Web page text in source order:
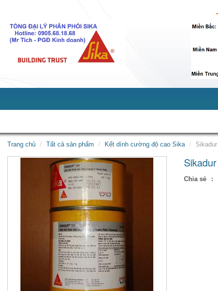
Trang chủ Tất cả sản phẩm Kết dính cường độ cao Sika
Chia sẻ :